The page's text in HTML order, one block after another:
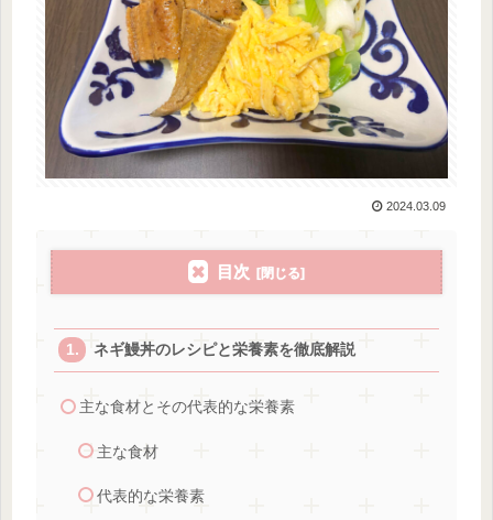
2024.03.09
目次
ネギ鰻丼のレシピと栄養素を徹底解説
主な食材とその代表的な栄養素
主な食材
代表的な栄養素